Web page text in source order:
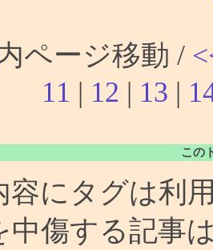
ページ移動 /
11 | 12 | 13 |
この
容にタグは利
中傷する記事